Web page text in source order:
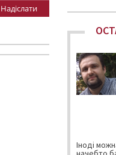
Надіслати
Іноді